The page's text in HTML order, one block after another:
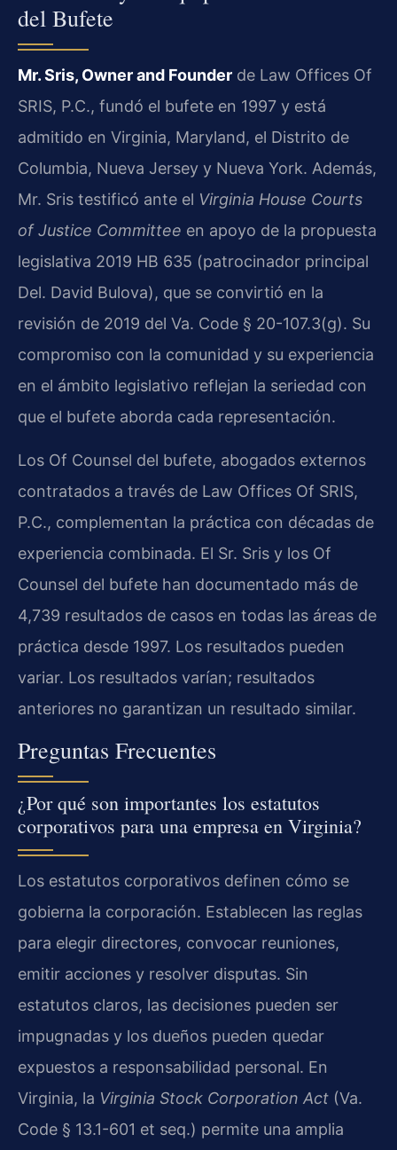
del Bufete
Mr. Sris, Owner and Founder de Law Offices Of
SRIS, P.C., fundó el bufete en 1997 y está
admitido en Virginia, Maryland, el Distrito de
Columbia, Nueva Jersey y Nueva York. Además,
Mr. Sris testificó ante el Virginia House Courts
of Justice Committee en apoyo de la propuesta
legislativa 2019 HB 635 (patrocinador principal
Del. David Bulova), que se convirtió en la
revisión de 2019 del Va. Code § 20-107.3(g). Su
compromiso con la comunidad y su experiencia
en el ámbito legislativo reflejan la seriedad con
que el bufete aborda cada representación.
Los Of Counsel del bufete, abogados externos
contratados a través de Law Offices Of SRIS,
P.C., complementan la práctica con décadas de
experiencia combinada. El Sr. Sris y los Of
Counsel del bufete han documentado más de
4,739 resultados de casos en todas las áreas de
práctica desde 1997. Los resultados pueden
variar. Los resultados varían; resultados
anteriores no garantizan un resultado similar.
Preguntas Frecuentes
¿Por qué son importantes los estatutos
corporativos para una empresa en Virginia?
Los estatutos corporativos definen cómo se
gobierna la corporación. Establecen las reglas
para elegir directores, convocar reuniones,
emitir acciones y resolver disputas. Sin
estatutos claros, las decisiones pueden ser
impugnadas y los dueños pueden quedar
expuestos a responsabilidad personal. En
Virginia, la Virginia Stock Corporation Act (Va.
Code § 13.1-601 et seq.) permite una amplia